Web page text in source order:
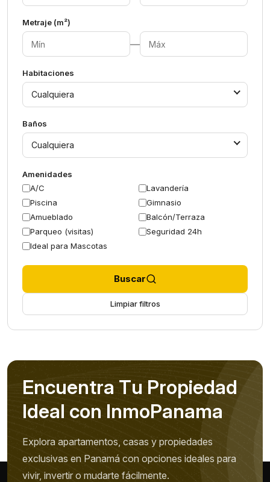
Metraje (m²)
—
Habitaciones
Cualquiera
Baños
Cualquiera
Amenidades
A/C
Lavandería
Piscina
Gimnasio
Amueblado
Balcón/Terraza
Parqueo (visitas)
Seguridad 24h
Ideal para Mascotas
Buscar
Limpiar filtros
Encuentra Tu Propiedad
Ideal con InmoPanama
Explora apartamentos, casas y propiedades
exclusivas en Panamá con opciones ideales para
vivir, invertir o mudarte fácilmente.